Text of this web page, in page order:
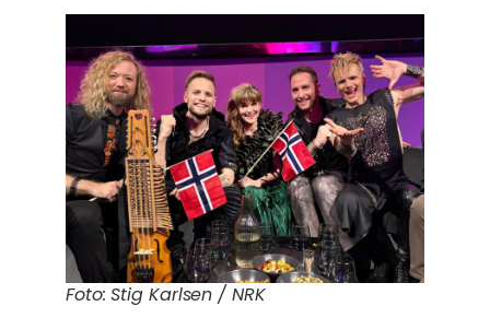
Foto: Stig Karlsen / NRK